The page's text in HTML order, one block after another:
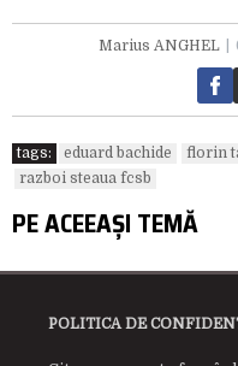
Marius ANGHEL
tags: eduard bachide florin
razboi steaua fcsb
PE ACEEAȘI TEMĂ
POLITICA DE